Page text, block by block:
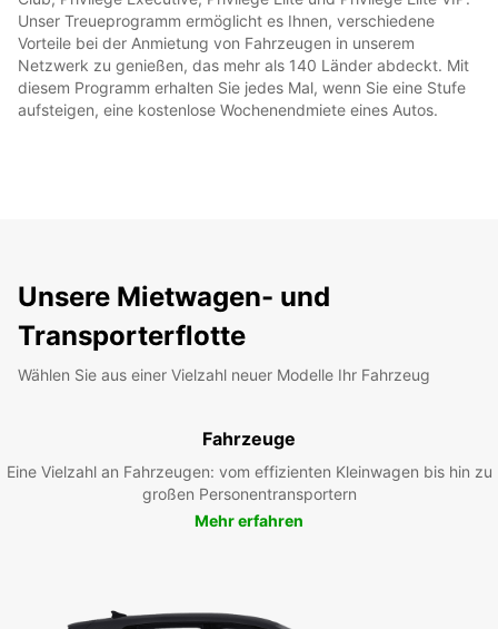
Unser Treueprogramm ermöglicht es Ihnen, verschiedene
Vorteile bei der Anmietung von Fahrzeugen in unserem
Netzwerk zu genießen, das mehr als 140 Länder abdeckt. Mit
diesem Programm erhalten Sie jedes Mal, wenn Sie eine Stufe
aufsteigen, eine kostenlose Wochenendmiete eines Autos.
Unsere Mietwagen- und
Transporterflotte
Wählen Sie aus einer Vielzahl neuer Modelle Ihr Fahrzeug
Fahrzeuge
Eine Vielzahl an Fahrzeugen: vom effizienten Kleinwagen bis hin zu
großen Personentransportern
Mehr erfahren